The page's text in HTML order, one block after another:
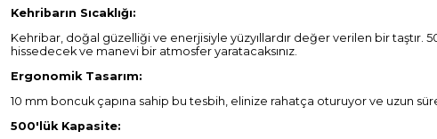
Kehribarın Sıcaklığı:
Kehribar, doğal güzelliği ve enerjisiyle yüzyıllardır değer verilen bir taştır.
hissedecek ve manevi bir atmosfer yaratacaksınız.
Ergonomik Tasarım:
10 mm boncuk çapına sahip bu tesbih, elinize rahatça oturuyor ve uzun
500'lük Kapasite: